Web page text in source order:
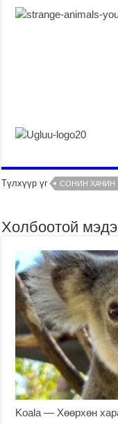
Түлхүүр үг СОНИН ХАЧИН
Холбоотой
Koala — Хөөрхөн